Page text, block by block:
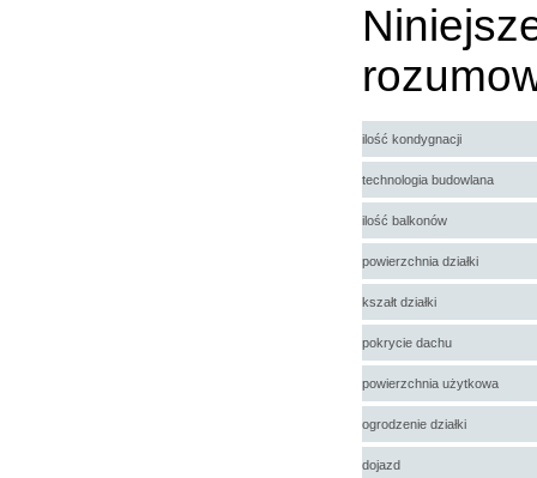
ilość kondygnacji
technologia budowlana
ilość balkonów
powierzchnia działki
kszałt działki
pokrycie dachu
powierzchnia użytkowa
ogrodzenie działki
dojazd